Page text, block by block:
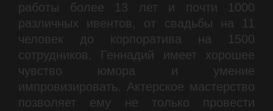
работы более 13 лет и почти 1000
различных ивентов, от свадьбы на 11
человек до корпоратива на 1500
сотрудников. Геннадий имеет хорошее
чувство юмора и умение
импровизировать. Актерское мастерство
позволяет ему не только провести